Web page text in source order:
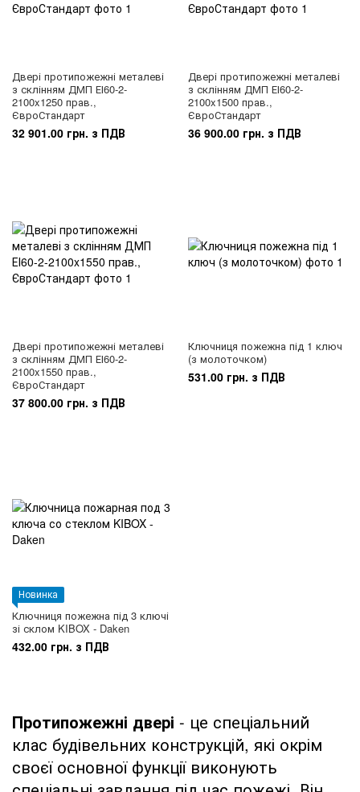
Двері протипожежні металеві
з склінням ДМП ЕІ60-2-
2100x1250 прав.,
ЄвроСтандарт
32 901.00 грн. з ПДВ
Двері протипожежні металеві
з склінням ДМП ЕІ60-2-
2100x1500 прав.,
ЄвроСтандарт
36 900.00 грн. з ПДВ
Двері протипожежні металеві
з склінням ДМП ЕІ60-2-
2100x1550 прав.,
ЄвроСтандарт
37 800.00 грн. з ПДВ
Ключниця пожежна під 1 ключ
(з молоточком)
531.00 грн. з ПДВ
Новинка
Ключниця пожежна під 3 ключі
зі склом KIBOX - Daken
432.00 грн. з ПДВ
Протипожежні двері - це спеціальний
клас будівельних конструкцій, які окрім
своєї основної функції виконують